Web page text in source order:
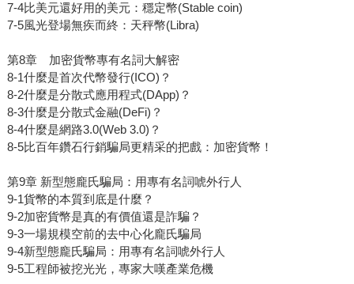
7-4比美元還好用的美元：穩定幣(Stable coin)
7-5風光登場無疾而終：天秤幣(Libra)
第8章 加密貨幣專有名詞大解密
8-1什麼是首次代幣發行(ICO)？
8-2什麼是分散式應用程式(DApp)？
8-3什麼是分散式金融(DeFi)？
8-4什麼是網路3.0(Web 3.0)？
8-5比百年鑽石行銷騙局更精采的把戲：加密貨幣！
第9章 新型態龐氏騙局：用專有名詞唬外行人
9-1貨幣的本質到底是什麼？
9-2加密貨幣是真的有價值還是詐騙？
9-3一場規模空前的去中心化龐氏騙局
9-4新型態龐氏騙局：用專有名詞唬外行人
9-5工程師被挖光光，專家大嘆產業危機